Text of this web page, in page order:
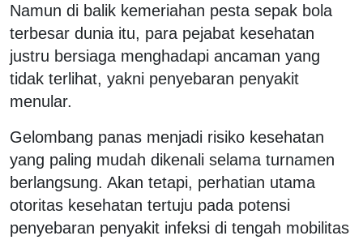
Namun di balik kemeriahan pesta sepak bola
terbesar dunia itu, para pejabat kesehatan
justru bersiaga menghadapi ancaman yang
tidak terlihat, yakni penyebaran penyakit
menular.
Gelombang panas menjadi risiko kesehatan
yang paling mudah dikenali selama turnamen
berlangsung. Akan tetapi, perhatian utama
otoritas kesehatan tertuju pada potensi
penyebaran penyakit infeksi di tengah mobilitas